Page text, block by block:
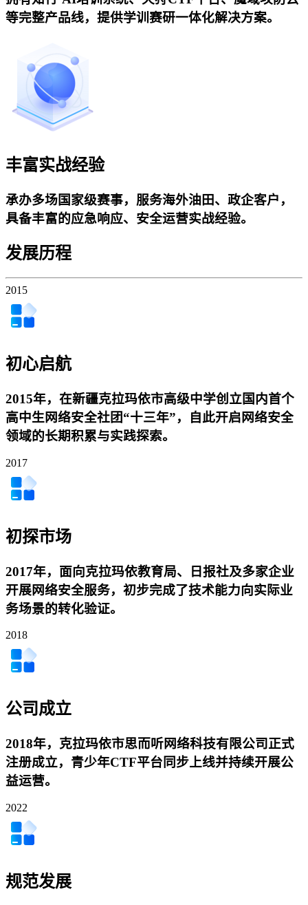
等完整产品线，提供学训赛研一体化解决方案。
丰富实战经验
承办多场国家级赛事，服务海外油田、政企客户，
具备丰富的应急响应、安全运营实战经验。
发展历程
2015
初心启航
2015年，在新疆克拉玛依市高级中学创立国内首个
高中生网络安全社团“十三年”，自此开启网络安全
领域的长期积累与实践探索。
2017
初探市场
2017年，面向克拉玛依教育局、日报社及多家企业
开展网络安全服务，初步完成了技术能力向实际业
务场景的转化验证。
2018
公司成立
2018年，克拉玛依市思而听网络科技有限公司正式
注册成立，青少年CTF平台同步上线并持续开展公
益运营。
2022
规范发展